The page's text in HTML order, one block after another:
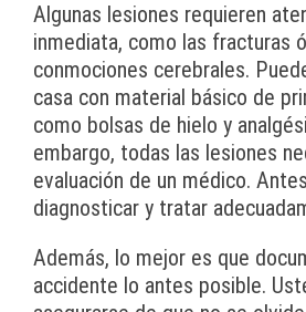
Algunas lesiones requieren
inmediata, como las fracturas
conmociones cerebrales.
casa con material básico de
como bolsas de hielo y
embargo, todas las lesiones
evaluación de un médico.
diagnosticar y tratar
Además, lo mejor es que
accidente lo antes posible.